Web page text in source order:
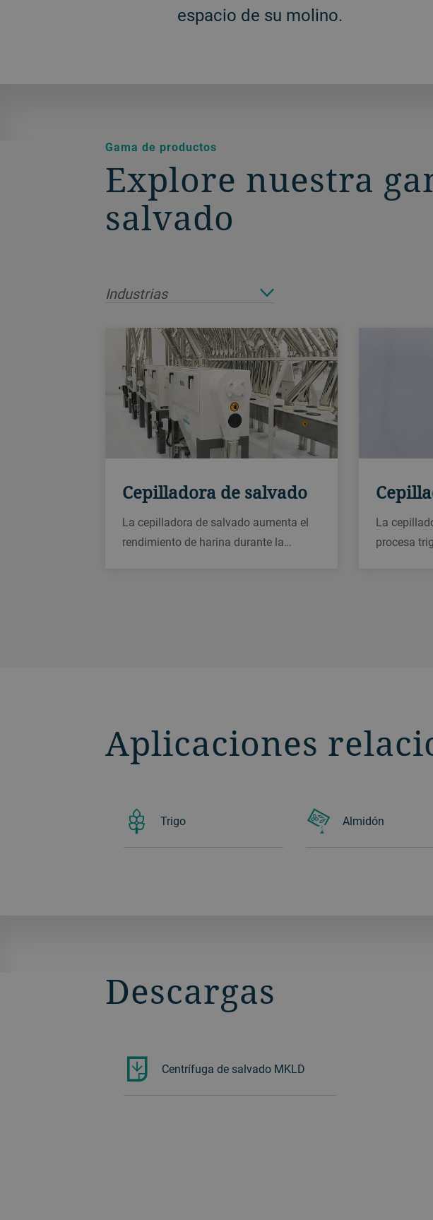
espacio de su molino.
Gama de productos
Explore nuestra
salvado
Industrias
Cepilladora de salvado
La cepilladora de salvado aumenta el
rendimiento de harina durante la
La
procesa
Aplicaciones
Trigo Almidón
Descargas
Centrífuga de salvado MKLD